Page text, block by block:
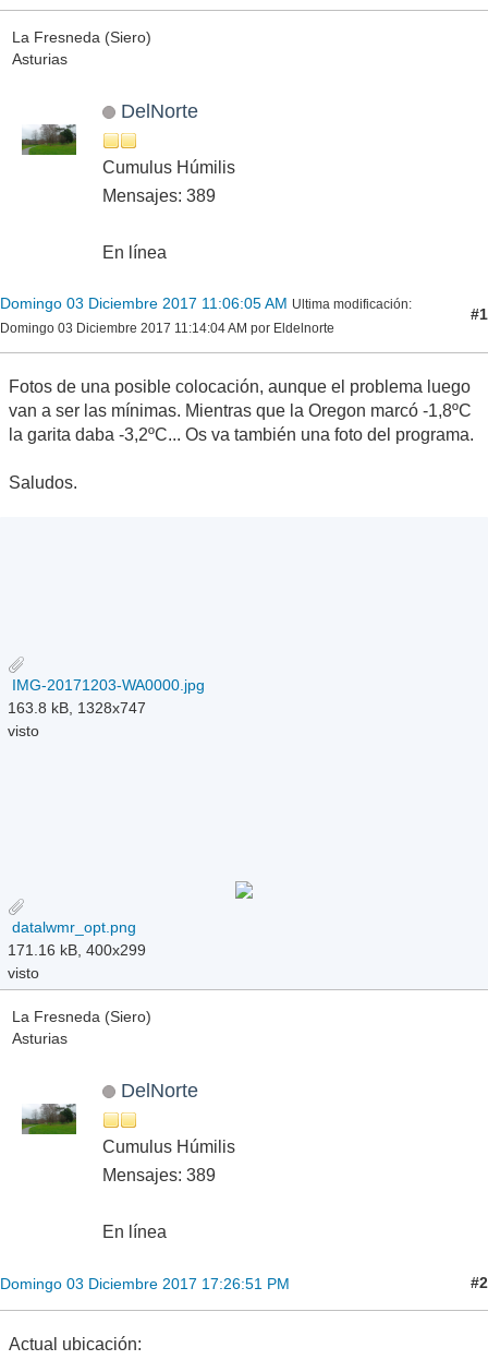
La Fresneda (Siero)
Asturias
DelNorte
Cumulus Húmilis
Mensajes: 389
En línea
Domingo 03 Diciembre 2017 11:06:05 AM Ultima modificación:
Domingo 03 Diciembre 2017 11:14:04 AM por Eldelnorte
#1
Fotos de una posible colocación, aunque el problema luego
van a ser las mínimas. Mientras que la Oregon marcó -1,8ºC
la garita daba -3,2ºC... Os va también una foto del programa.
Saludos.
IMG-20171203-WA0000.jpg
163.8 kB, 1328x747
visto
datalwmr_opt.png
171.16 kB, 400x299
visto
La Fresneda (Siero)
Asturias
DelNorte
Cumulus Húmilis
Mensajes: 389
En línea
Domingo 03 Diciembre 2017 17:26:51 PM #2
Actual ubicación: